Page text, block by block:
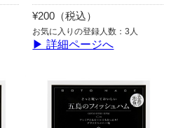
¥200（税込）
お気に入りの登録人数：3人
▶ 詳細ページへ